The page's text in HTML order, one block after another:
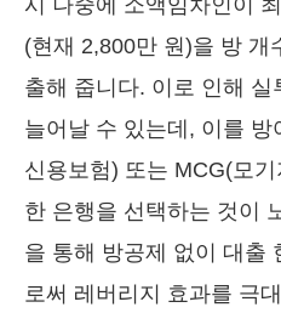
시 나중에 소액임차인이
(현재 2,800만 원)을 방 개
출해 줍니다. 이로 인해 실
늘어날 수 있는데, 이를 방
신용보험) 또는 MCG(모
한 은행을 선택하는 것이
을 통해 방공제 없이 대출
로써 레버리지 효과를 극